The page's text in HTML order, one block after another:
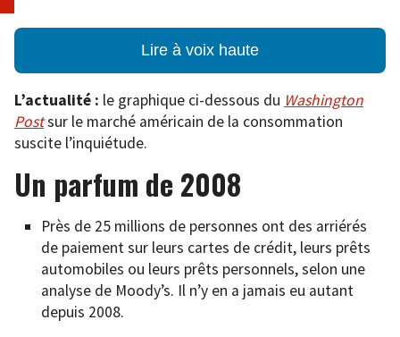
Lire à voix haute
L’actualité : le graphique ci-dessous du Washington
Postsur le marché américain de la consommation
suscite l’inquiétude.
Un parfum de 2008
Près de 25 millions de personnes ont des arriérés
de paiement sur leurs cartes de crédit, leurs prêts
automobiles ou leurs prêts personnels, selon une
analyse de Moody’s. Il n’y en a jamais eu autant
depuis 2008.